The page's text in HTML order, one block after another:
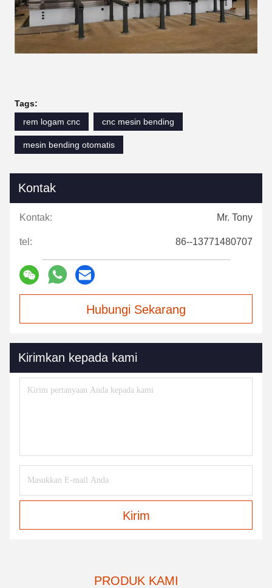
Tags:
rem logam cnc
cnc mesin bending
mesin bending otomatis
Kontak
Kontak: Mr. Tony
tel: 86--13771480707
Hubungi Sekarang
Kirimkan kepada kami
Kirim
PRODUK KAMI